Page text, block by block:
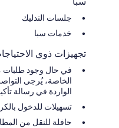
جلسات التدليك
خدمات سبا
تجهيزات ذوي
في حال وجود طلبات
الخاصة، يُرجى
الواردة في رسالة
تسهيلات للدخول
حافلة للنقل من